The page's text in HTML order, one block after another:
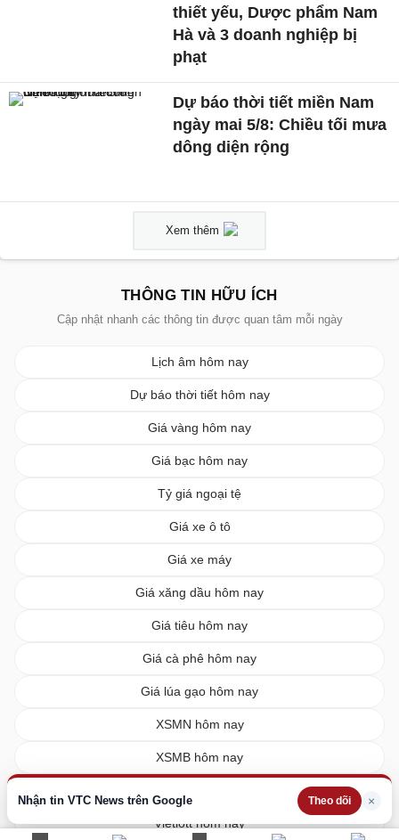
Nhận tin VTC News trên Google Theo dõi ×
thiết yếu, Dược phẩm Nam
Hà và 3 doanh nghiệp bị
phạt
Dự báo thời tiết miền Nam
ngày mai 5/8: Chiều tối mưa
dông diện rộng
Xem thêm
THÔNG TIN HỮU ÍCH
Cập nhật nhanh các thông tin được quan tâm mỗi ngày
Lịch âm hôm nay
Dự báo thời tiết hôm nay
Giá vàng hôm nay
Giá bạc hôm nay
Tỷ giá ngoại tệ
Giá xe ô tô
Giá xe máy
Giá xăng dầu hôm nay
Giá tiêu hôm nay
Giá cà phê hôm nay
Giá lúa gạo hôm nay
XSMN hôm nay
XSMB hôm nay
Vietlott hôm nay